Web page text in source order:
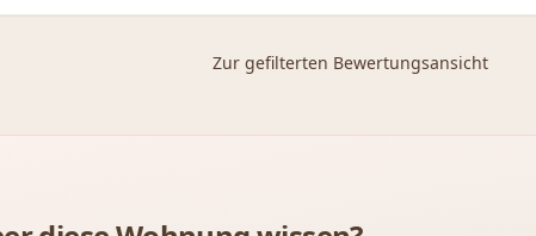
Zur gefilterten Bewertungsansicht